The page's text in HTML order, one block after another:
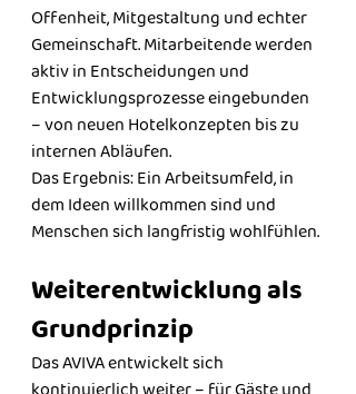
Offenheit, Mitgestaltung und echter
Gemeinschaft. Mitarbeitende werden
aktiv in Entscheidungen und
Entwicklungsprozesse eingebunden
– von neuen Hotelkonzepten bis zu
internen Abläufen.
Das Ergebnis: Ein Arbeitsumfeld, in
dem Ideen willkommen sind und
Menschen sich langfristig wohlfühlen.
Weiterentwicklung als
Grundprinzip
Das AVIVA entwickelt sich